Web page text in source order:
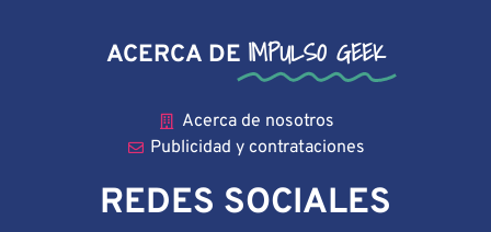
ACERCA DE IMPULSO GEEK
Acerca de nosotros
Publicidad y contrataciones
REDES SOCIALES